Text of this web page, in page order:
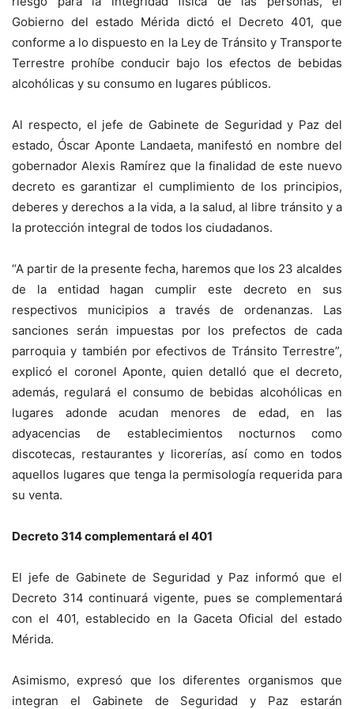
Gobierno del estado Mérida dictó el Decreto 401, que
conforme a lo dispuesto en la Ley de Tránsito y Transporte
Terrestre prohíbe conducir bajo los efectos de bebidas
alcohólicas y su consumo en lugares públicos.
Al respecto, el jefe de Gabinete de Seguridad y Paz del
estado, Óscar Aponte Landaeta, manifestó en nombre del
gobernador Alexis Ramírez que la finalidad de este nuevo
decreto es garantizar el cumplimiento de los principios,
deberes y derechos a la vida, a la salud, al libre tránsito y a
la protección integral de todos los ciudadanos.
“A partir de la presente fecha, haremos que los 23 alcaldes
de la entidad hagan cumplir este decreto en sus
respectivos municipios a través de ordenanzas. Las
sanciones serán impuestas por los prefectos de cada
parroquia y también por efectivos de Tránsito Terrestre”,
explicó el coronel Aponte, quien detalló que el decreto,
además, regulará el consumo de bebidas alcohólicas en
lugares adonde acudan menores de edad, en las
adyacencias de establecimientos nocturnos como
discotecas, restaurantes y licorerías, así como en todos
aquellos lugares que tenga la permisología requerida para
su venta.
Decreto 314 complementará el 401
El jefe de Gabinete de Seguridad y Paz informó que el
Decreto 314 continuará vigente, pues se complementará
con el 401, establecido en la Gaceta Oficial del estado
Mérida.
Asimismo, expresó que los diferentes organismos que
integran el Gabinete de Seguridad y Paz estarán